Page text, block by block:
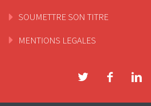
SOUMETTRE SON TITRE
MENTIONS LEGALES